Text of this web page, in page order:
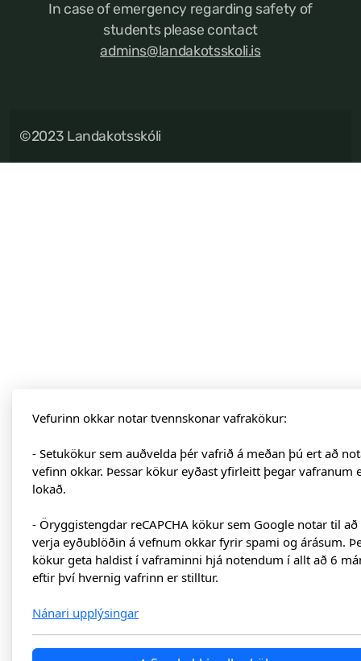
In case of emergency regarding safety of
students please contact
admins@landakotsskoli.is
©2023 Landakotsskóli
Vefurinn okkar notar tvennskonar vafrakökur:
- Setukökur sem auðvelda þér vafrið á meðan þú ert að
vefinn okkar. Þessar kökur eyðast yfirleitt þegar vafranum
lokað.
- Öryggistengdar reCAPCHA kökur sem Google notar til að
verja eyðublöðin á vefnum okkar fyrir spami og árásum.
kökur geta haldist í vaframinni hjá notendum í allt að 6
eftir því hvernig vafrinn er stilltur.
Nánari upplýsingar